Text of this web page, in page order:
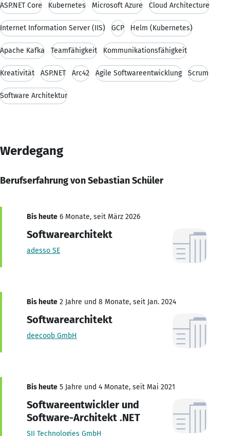
ASP.NET Core Kubernetes Microsoft Azure Cloud Architecture
Internet Information Server (IIS) GCP Helm (Kubernetes)
Apache Kafka Teamfähigkeit Kommunikationsfähigkeit
Kreativität ASP.NET Arc42 Agile Softwareentwicklung Scrum
Software Architektur
Werdegang
Berufserfahrung von Sebastian Schüler
Bis heute 6 Monate, seit März 2026
Softwarearchitekt
adesso SE
Bis heute 2 Jahre und 8 Monate, seit Jan. 2024
Softwarearchitekt
deecoob GmbH
Bis heute 5 Jahre und 4 Monate, seit Mai 2021
Softwareentwickler und
Software-Architekt .NET
SII Technologies GmbH